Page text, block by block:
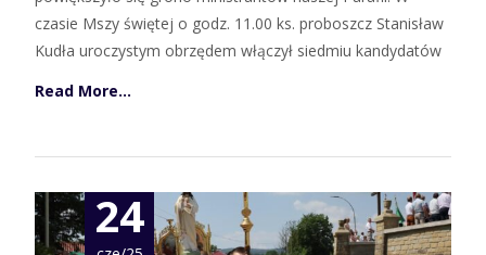
czasie Mszy świętej o godz. 11.00 ks. proboszcz Stanisław
Kudła uroczystym obrzędem włączył siedmiu kandydatów
Read More…
24